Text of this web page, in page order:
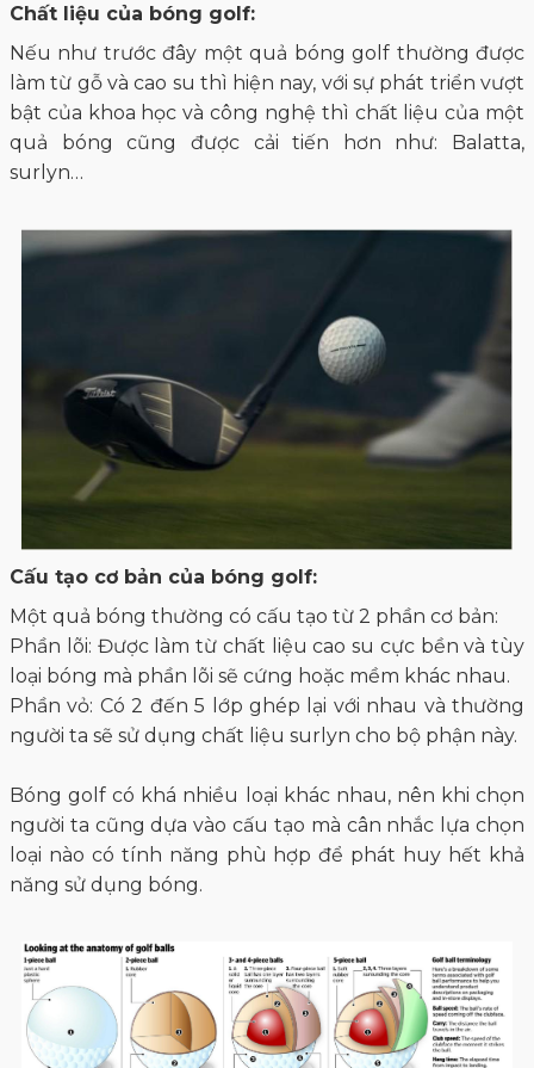
Chất liệu của bóng golf:
Nếu như trước đây một quả bóng golf thường được
làm từ gỗ và cao su thì hiện nay, với sự phát triển vượt
bật của khoa học và công nghệ thì chất liệu của một
quả bóng cũng được cải tiến hơn như: Balatta,
surlyn…
Cấu tạo cơ bản của bóng golf:
Một quả bóng thường có cấu tạo từ 2 phần cơ bản:
Phần lõi: Được làm từ chất liệu cao su cực bền và tùy
loại bóng mà phần lõi sẽ cứng hoặc mềm khác nhau.
Phần vỏ: Có 2 đến 5 lớp ghép lại với nhau và thường
người ta sẽ sử dụng chất liệu surlyn cho bộ phận này.
Bóng golf có khá nhiều loại khác nhau, nên khi chọn
người ta cũng dựa vào cấu tạo mà cân nhắc lựa chọn
loại nào có tính năng phù hợp để phát huy hết khả
năng sử dụng bóng.